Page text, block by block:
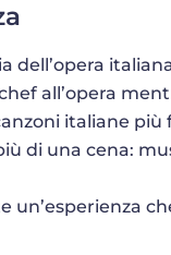
dell’opera
all’opera
italiane
di una cena:
un’esperienza